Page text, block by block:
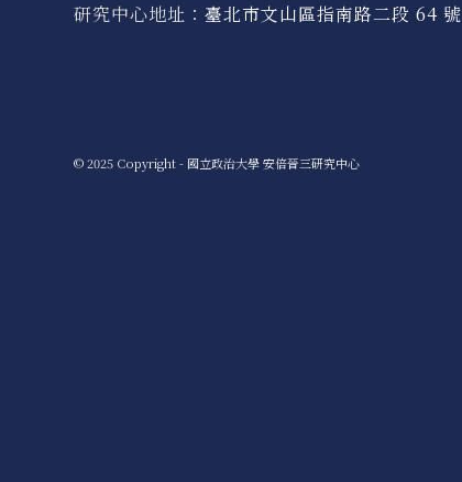
研究中心地址： 臺北市文山區指南路二段 64 號
© 2025 Copyright - 國立政治大學 安倍晉三研究中心